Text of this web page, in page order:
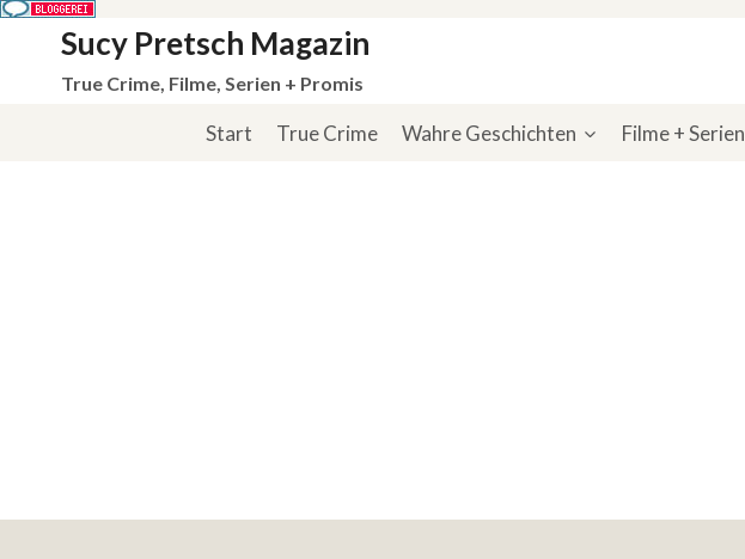
springen
Sucy Pretsch Magazin
True Crime, Filme, Serien + Promis
Start True Crime Wahre Geschichten Filme + Serien